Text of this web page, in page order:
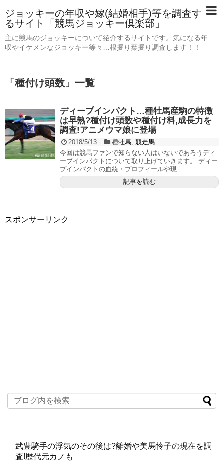
ジョッキーの年収や嫁(結婚相手)等を調査す
るサイト「競馬ジョッキー倶楽部」
主に競馬のジョッキーについて紹介するサイトです。気になる年
収やイケメンなジョッキー等々…根掘り葉掘り調査します！！
「 種付け頭数 」 一覧
ディープインパクト…種牡馬産駒の特徴
は早熟?種付け頭数や種付け料,成長力を
調査!アニメウマ娘に登場
2018/5/13 種牡馬, 競走馬
今回は競馬ファンで知らない人はいないであろうディ
ープインパクトについて取り上げていきます。 ディー
プインパクトの血統・プロフィールや現...
記事を読む
スポンサーリンク
武豊騎手の浮気のその後は?離婚や美馬怜子の現在を調
査!歴代元カノも